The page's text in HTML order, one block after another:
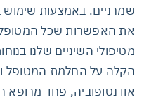
שמרניים. באמצעות שימוש
את האפשרות שכל
מטיפולי השיניים שלנו
הקלה על החלמת המטופל
אודנטופוביה, פחד מרופא